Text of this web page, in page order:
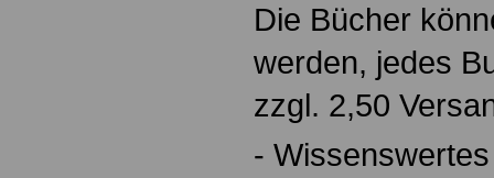
Die Bücher
werden, jedes
zzgl. 2,50
-